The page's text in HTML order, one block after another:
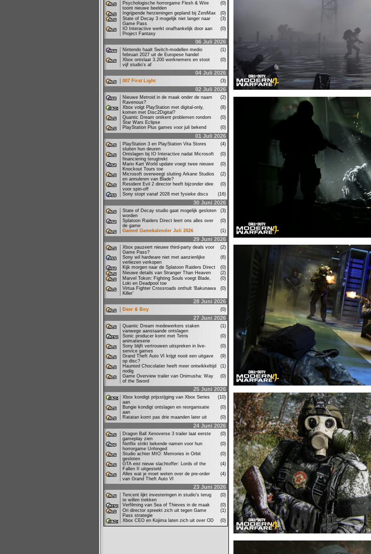
Psychologische horrorgame Flesh & Wire
toont nieuwe beelden
(0)
Ingrijpende herzieningen gepland bij ZeniMax
(0)
State of Decay 3 mogelijk niet langer naar
Game Pass
(3)
IO Interactive werkt onafhankelijk door aan
Project Fantasy
(0)
06 Juli 2026
Nintendo haalt Switch-modellen medio
februari 2027 uit de Europese handel
(1)
Xbox ontslaat 3.200 werknemers en stoot
vijf studio's af
(0)
04 Juli 2026
007 First Light (3)
02 Juli 2026
Nieuwe Metroid in de maak onder de naam
Ravenous?
(2)
Xbox volgt PlayStation met digital-only,
komen met Disc2Digital?
(8)
Quantic Dream ontkent problemen rondom
Star Wars Eclipse
(0)
PlayStation Plus games voor juli bekend
(0)
01 Juli 2026
PlayStation 3 en PlayStation Vita Stores
sluiten hun deuren
(4)
Ontslagen bij IO Interactive nadat Microsoft
financiering terugtrekt
(0)
Mario Kart World update voegt twee nieuwe
Knockout Tours toe
(0)
Microsoft overweegt sluiting Arkane Studios
en annuleren van Blade?
(2)
Resident Evil 2 director heeft bijzonder idee
voor spin-off
(0)
Sony stopt vanaf 2028 met fysieke discs
(16)
30 Juni 2026
State of Decay studio gaat mogelijk gesloten
worden
(3)
Splatoon Raiders Direct leert ons alles over
de game
(0)
Gamed Gamekalender Juli 2026
(1)
29 Juni 2026
Xbox pauzeert nieuwe third-party deals voor
Game Pass?
(2)
Sony wil hardware niet met aanzienlijke
verliezen verkopen
(6)
Kijk morgen naar de Splatoon Raiders Direct
(0)
Nieuwe details van Stranger Than Heaven
(2)
Marvel Tokon: Fighting Souls voegt Blade,
Loki en Deadpool toe
(0)
Virtua Fighter Crossroads onthult ‘Bakunawa
Killer’
(0)
28 Juni 2026
Deer & Boy (0)
27 Juni 2026
Quantic Dream medewerkers staken
vanwege aanstaande ontslagen
(1)
Sonic producer komt met Tetris
animatieserie
(0)
Sony blijft vertrouwen uitspreken in live-
service games
(0)
Grand Theft Auto VI krijgt nooit een uitgave
op disc?
(9)
Haunted Chocolatier heeft meer ontwikkeltijd
nodig
(1)
Game Overview trailer van Onimusha: Way
of the Sword
(0)
25 Juni 2026
Xbox kondigt prijsstijging van Xbox Series
aan
(10)
Bungie kondigt ontslagen en reorganisatie
aan
(0)
Ratatan komt pas drie maanden later uit
(0)
24 Juni 2026
Dragon Ball Xenoverse 3 trailer laat eerste
gameplay zien
(0)
Netflix strikt bekende namen voor hun
horrorgame Unhinged
(0)
Studio achter MIO: Memories in Orbit
gesloten
(0)
GTA eist nieuw slachtoffer: Lords of the
Fallen II uitgesteld
(4)
Alles wat je moet weten over de pre-order
van Grand Theft Auto VI
(4)
23 Juni 2026
Tencent lijkt investeringen in studio's terug
te willen trekken
(0)
Verfilming van Sea of Thieves in de maak
(0)
Ori director spreekt zich uit tegen Game
Pass strategie
(1)
Xbox CEO en Kojima laten zich uit over OD
(0)